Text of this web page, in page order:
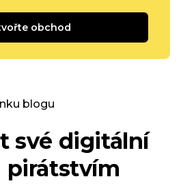
obchod
blogu
své digitální
pirátstvím